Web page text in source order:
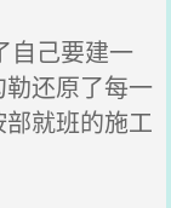
自己要建一
还原了每一
就班的施工